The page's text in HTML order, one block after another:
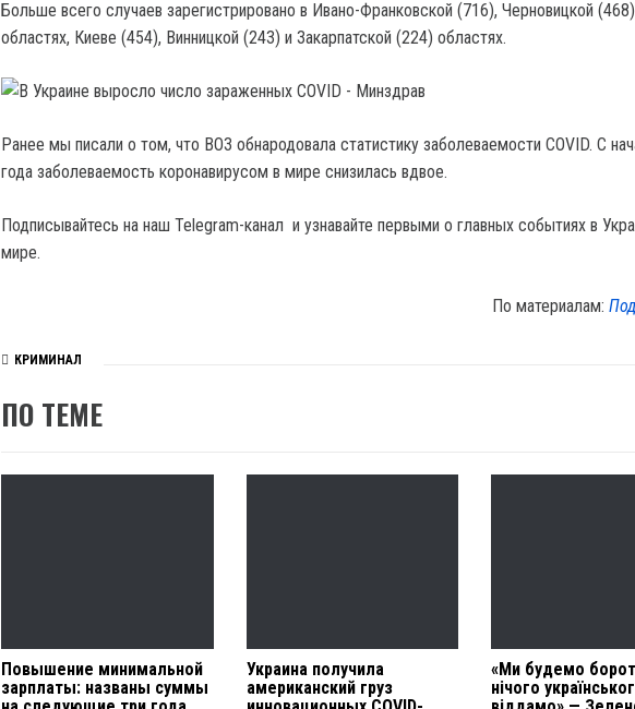
Больше всего случаев зарегистрировано в Ивано-Франковской (716), Черновицкой (468)
областях, Киеве (454), Винницкой (243) и Закарпатской (224) областях.
Ранее мы писали о том, что ВОЗ обнародовала статистику заболеваемости COVID. С
года заболеваемость коронавирусом в мире снизилась вдвое.
Подписывайтесь на наш Telegram-канал и узнавайте первыми о главных событиях в
мире.
По материалам:
КРИМИНАЛ
ПО ТЕМЕ
Повышение минимальной
зарплаты: названы суммы
Украина получила
американский груз
«Ми будемо
нічого